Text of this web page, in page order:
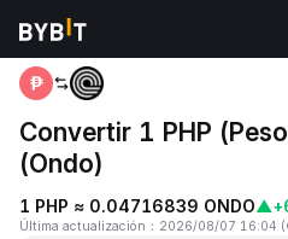
Inicio PHP to ONDO
Convertir 1 PHP
(Ondo)
1 PHP ≈ 0.04716839 ONDO▲
Última actualización ： 2026/08/07 16:04 (